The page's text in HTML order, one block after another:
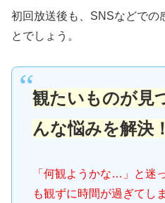
初回放送後も、SNSなどでの
とでしょう。
観たいものが見
んな悩みを解決！
「何観ようかな…」と迷
も観ずに時間が過ぎてし